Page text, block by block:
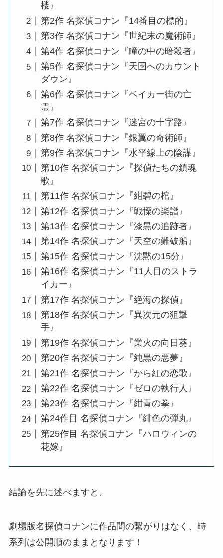
楼』
第2作 名探偵コナン『14番目の標的』
第3作 名探偵コナン『世紀末の魔術師』
第4作 名探偵コナン『瞳の中の暗殺者』
第5作 名探偵コナン『天国へのカウント
ダウン』
第6作 名探偵コナン『ベイカー街の亡
霊』
第7作 名探偵コナン『迷宮の十字路』
第8作 名探偵コナン『銀翼の奇術師』
第9作 名探偵コナン『水平線上の陰謀』
第10作 名探偵コナン『探偵たちの鎮魂
歌』
第11作 名探偵コナン『紺碧の棺』
第12作 名探偵コナン『戦慄の楽譜』
第13作 名探偵コナン『漆黒の追跡者』
第14作 名探偵コナン『天空の難破船』
第15作 名探偵コナン『沈黙の15分』
第16作 名探偵コナン『11人目のストラ
イカー』
第17作 名探偵コナン『絶海の探偵』
第18作 名探偵コナン『異次元の狙撃
手』
第19作 名探偵コナン『業火の向日葵』
第20作 名探偵コナン『純黒の悪夢』
第21作 名探偵コナン『から紅の恋歌』
第22作 名探偵コナン『ゼロの執行人』
第23作 名探偵コナン『紺青の拳』
第24作目 名探偵コナン『緋色の弾丸』
第25作目 名探偵コナン『ハロウィンの
花嫁』
結論を先に述べますと、
劇場版名探偵コナンに作品間の繋がりはなく、時
系列は公開順のままとなります！